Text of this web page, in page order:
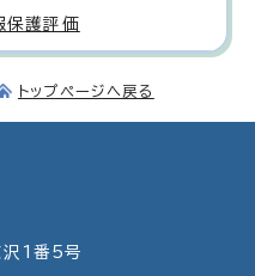
保護評価
トップページへ戻る
1番5号